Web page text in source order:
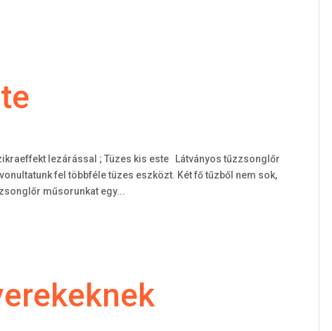
lezárással ; Tüzes kis este Látványos tűzzsonglőr
fel többféle tüzes eszközt. Két fő tűzből nem sok,
műsorunkat egy...